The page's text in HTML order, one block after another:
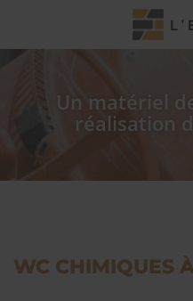
Un matériel
réalisation
WC CHIMIQUES